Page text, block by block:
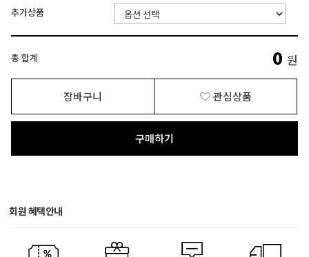
추가상품
총 합계 0 원
장바구니 관심상품
구매하기
회원 혜택안내